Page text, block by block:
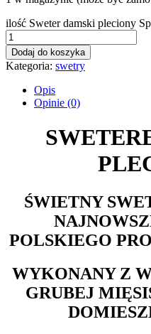
ilość Sweter damski pleciony
Dodaj do koszyka
Kategoria: swetry
Opis
Opinie (0)
ŚWIETNY
POLSKIEGO
WYKONANY Z
GRUBEJ